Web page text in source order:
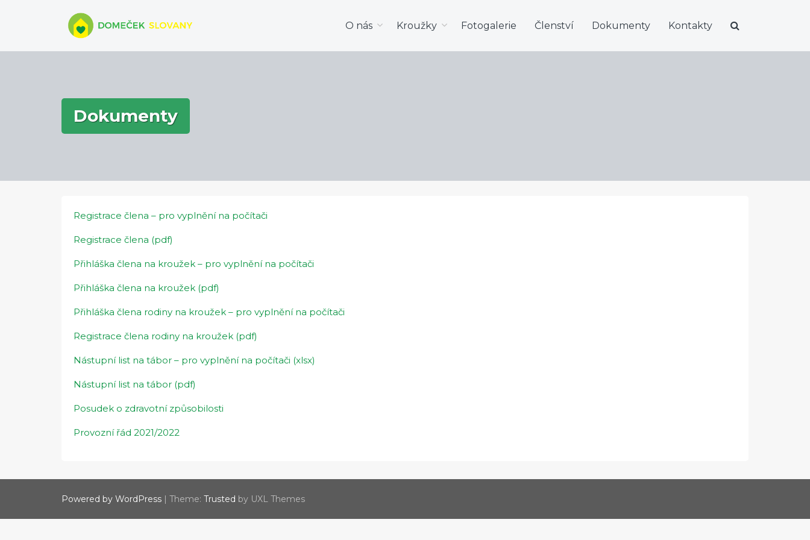
O nás Kroužky Fotogalerie Členství Dokumenty Kontakty
Dokumenty
Registrace člena – pro vyplnění na počítači
Registrace člena (pdf)
Přihláška člena na kroužek – pro vyplnění na počítači
Přihláška člena na kroužek (pdf)
Přihláška člena rodiny na kroužek – pro vyplnění na počítači
Registrace člena rodiny na kroužek (pdf)
Nástupní list na tábor – pro vyplnění na počítači (xlsx)
Nástupní list na tábor (pdf)
Posudek o zdravotní způsobilosti
Provozní řád 2021/2022
Powered by WordPress | Theme: Trusted by UXL Themes